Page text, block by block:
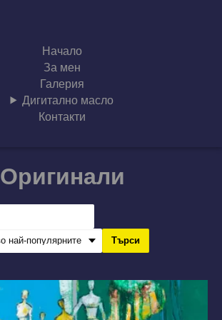
Начало
За мен
Галерия
Дигитално масло
Контакти
Оригинали
Търси